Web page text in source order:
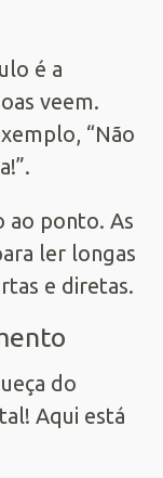
é a
veem.
“Não
ao ponto. As
ler longas
e diretas.
do
Aqui está